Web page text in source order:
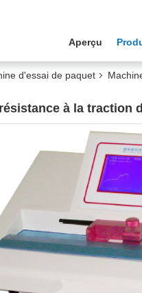
Aperçu
d'essai de paquet
à la traction